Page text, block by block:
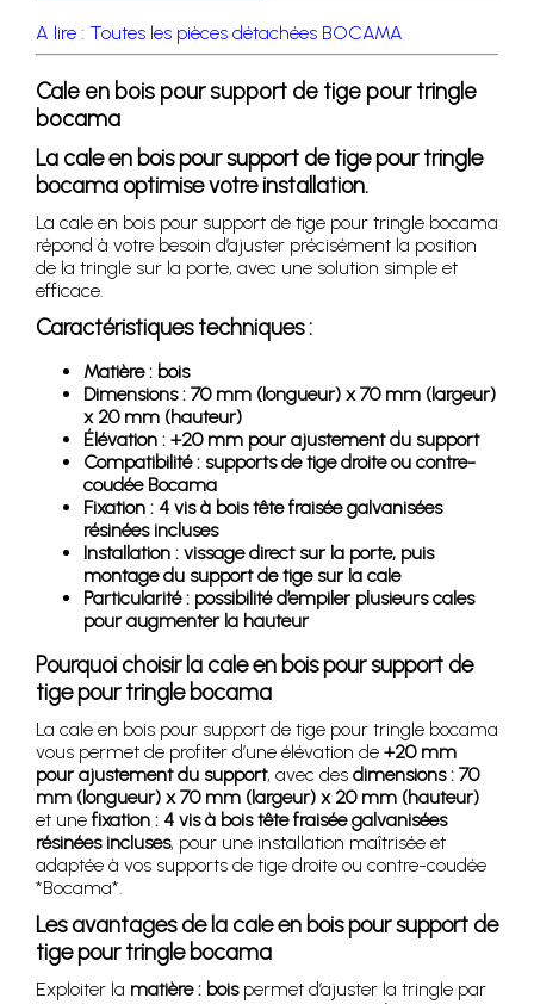
A lire : Toutes les pièces détachées BOCAMA
Cale en bois pour support de tige pour tringle
bocama
La cale en bois pour support de tige pour tringle
bocama optimise votre installation.
La cale en bois pour support de tige pour tringle bocama
répond à votre besoin d’ajuster précisément la position
de la tringle sur la porte, avec une solution simple et
efficace.
Caractéristiques techniques :
Matière : bois
Dimensions : 70 mm (longueur) x 70 mm (largeur)
x 20 mm (hauteur)
Élévation : +20 mm pour ajustement du support
Compatibilité : supports de tige droite ou contre-
coudée Bocama
Fixation : 4 vis à bois tête fraisée galvanisées
résinées incluses
Installation : vissage direct sur la porte, puis
montage du support de tige sur la cale
Particularité : possibilité d’empiler plusieurs cales
pour augmenter la hauteur
Pourquoi choisir la cale en bois pour support de
tige pour tringle bocama
La cale en bois pour support de tige pour tringle bocama
vous permet de profiter d’une élévation de +20 mm
pour ajustement du support, avec des dimensions : 70
mm (longueur) x 70 mm (largeur) x 20 mm (hauteur)
et une fixation : 4 vis à bois tête fraisée galvanisées
résinées incluses, pour une installation maîtrisée et
adaptée à vos supports de tige droite ou contre-coudée
*Bocama*.
Les avantages de la cale en bois pour support de
tige pour tringle bocama
Exploiter la matière : boispermet d’ajuster la tringle par